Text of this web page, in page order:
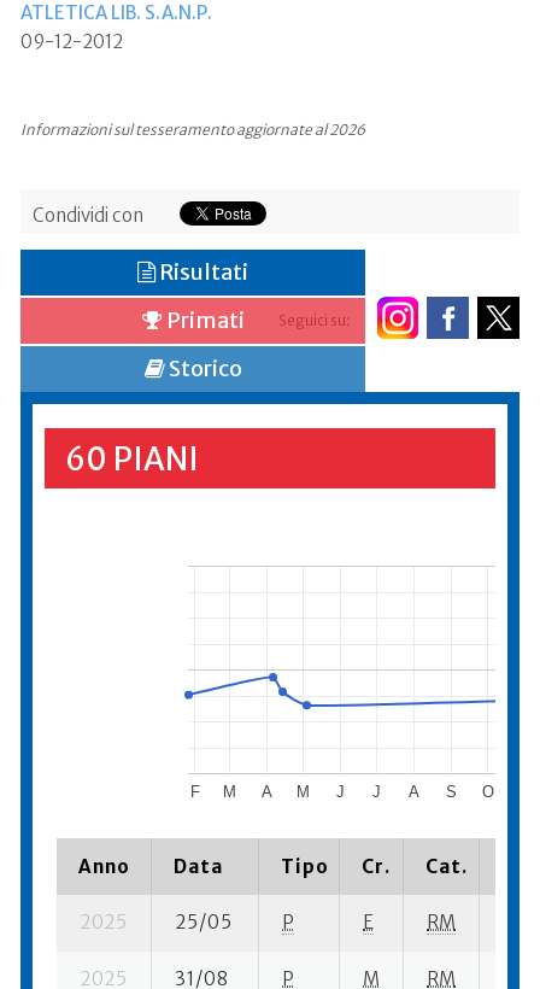
ATLETICA LIB. S.A.N.P.
09-12-2012
Informazioni sul tesseramento aggiornate al 2026
Condividi con
Seguici su:
Risultati
Primati
Storico
60 PIANI
F M A M J J A S O
Anno Data Tipo Cr. Cat.
2025 25/05 P E RM
2025 31/08 P M RM